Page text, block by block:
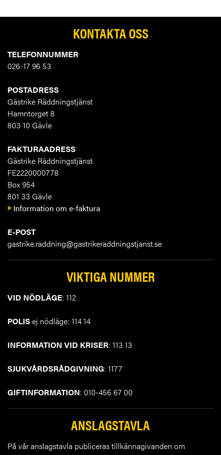
KONTAKTA OSS
TELEFONNUMMER
026-17 96 53
POSTADRESS
Gästrike Räddningstjänst
Hamntorget 8
803 10 Gävle
FAKTURAADRESS
Gästrike Räddningstjänst
FE2220000778
Box 954
801 33 Gävle
Information om e-faktura
E-POST
gastrike.raddning@gastrikeraddningstjanst.se
VIKTIGA NUMMER
VID NÖDLÄGE: 112
POLISej nödläge: 114 14
INFORMATION VID KRISER: 113 13
SJUKVÅRDSRÅDGIVNING: 1177
GIFTINFORMATION: 010-456 67 00
ANSLAGSTAVLA
På vår anslagstavla publiceras tillkännagivanden om